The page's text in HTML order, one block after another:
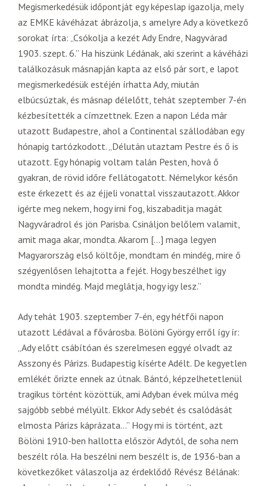
Megismerkedésük időpontját egy képeslap igazolja, mely
az EMKE kávéházat ábrázolja, s amelyre Ady a következő
sorokat írta: „Csókolja a kezét Ady Endre, Nagyvárad
1903. szept. 6.” Ha hiszünk Lédának, aki szerint a kávéházi
találkozásuk másnapján kapta az első pár sort, e lapot
megismerkedésük estéjén írhatta Ady, miután
elbúcsúztak, és másnap délelőtt, tehát szeptember 7-én
kézbesítették a címzettnek. Ezen a napon Léda már
utazott Budapestre, ahol a Continental szállodában egy
hónapig tartózkodott. „Délután utaztam Pestre és ő is
utazott. Egy hónapig voltam talán Pesten, hová ő
gyakran, de rövid időre fellátogatott. Némelykor későn
este érkezett és az éjjeli vonattal visszautazott. Akkor
igérte meg nekem, hogy irni fog, kiszabaditja magát
Nagyváradrol és jön Parisba. Csináljon belőlem valamit,
amit maga akar, mondta. Akarom […] maga legyen
Magyarország első költője, mondtam én mindég, mire ő
szégyenlősen lehajtotta a fejét. Hogy beszélhet igy
mondta mindég. Majd meglátja, hogy igy lesz.”
Ady tehát 1903. szeptember 7-én, egy hétfői napon
utazott Lédával a fővárosba. Bölöni György erről így ír:
„Ady előtt csábítóan és szerelmesen eggyé olvadt az
Asszony és Párizs. Budapestig kísérte Adélt. De kegyetlen
emlékét őrizte ennek az útnak. Bántó, képzelhetetlenül
tragikus történt közöttük, ami Adyban évek múlva még
sajgóbb sebbé mélyült. Ekkor Ady sebét és csalódását
elmosta Párizs káprázata…” Hogy mi is történt, azt
Bölöni 1910-ben hallotta először Adytól, de soha nem
beszélt róla. Ha beszélni nem beszélt is, de 1936-ban a
következőket válaszolja az érdeklődő Révész Bélának: